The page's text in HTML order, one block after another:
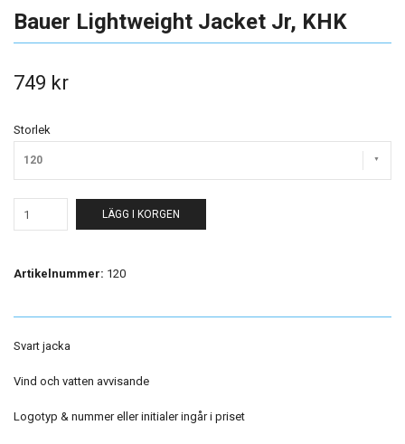
Bauer Lightweight Jacket Jr, KHK
749 kr
Storlek
120
LÄGG I KORGEN
Artikelnummer: 120
Svart jacka
Vind och vatten avvisande
Logotyp & nummer eller initialer ingår i priset